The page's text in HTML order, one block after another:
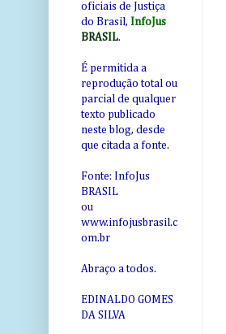
oficiais de Justiça
do Brasil, InfoJus
BRASIL.
É permitida a
reprodução total ou
parcial de qualquer
texto publicado
neste blog, desde
que citada a fonte.
Fonte: InfoJus
BRASIL
ou
www.infojusbrasil.c
om.br
Abraço a todos.
EDINALDO GOMES
DA SILVA